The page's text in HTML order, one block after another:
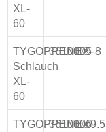
XL-
60
TYGOPRENE®-
Schlauch
XL-
60
3610005 8
TYGOPRENE®-
36100069.5